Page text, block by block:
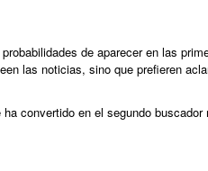
de aparecer en las
las noticias, sino que prefieren
convertido en el segundo